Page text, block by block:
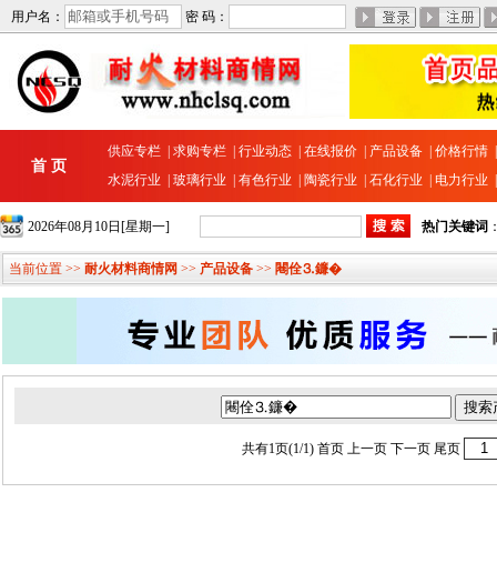
用户名： 密 码：
首 页
供应专栏 求购专栏 行业动态 在线报价 产品设备 价格行情
水泥行业
玻璃行业 有色行业 陶瓷行业 石化行业 电力行业
2026年08月10日[星期一] 热门关键词
当前位置 >> 耐火材料商情网 >> 产品设备 >> 闀佺⒊鐮�
共有1页(1/1) 首页 上一页 下一页 尾页